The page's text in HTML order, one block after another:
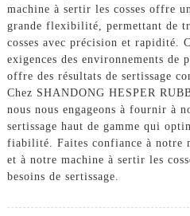
machine à sertir les cosses offre
grande flexibilité, permettant de
cosses avec précision et rapidité.
exigences des environnements de
offre des résultats de sertissage
Chez SHANDONG HESPER
nous nous engageons à fournir à
sertissage haut de gamme qui
fiabilité. Faites confiance à notre
et à notre machine à sertir les
besoins de sertissage.